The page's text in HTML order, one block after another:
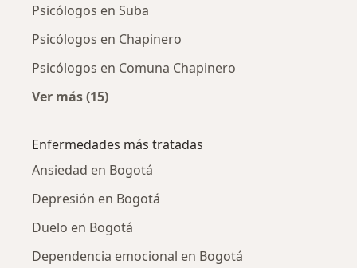
Psicólogos en Suba
Psicólogos en Chapinero
Psicólogos en Comuna Chapinero
Ver más (15)
Enfermedades más tratadas
Ansiedad en Bogotá
Depresión en Bogotá
Duelo en Bogotá
Dependencia emocional en Bogotá